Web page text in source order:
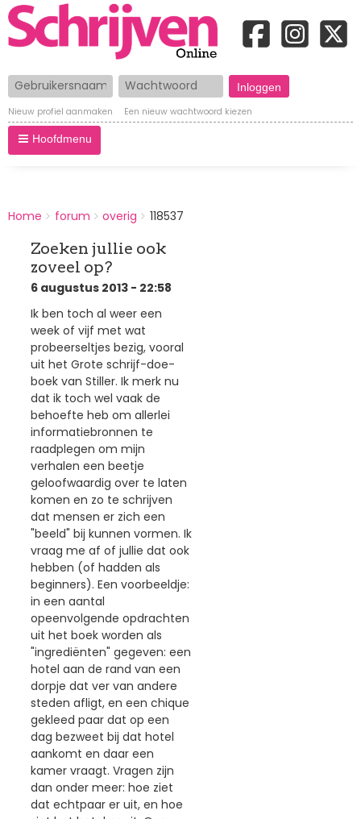
Gebruikersnaam Wachtwoord
Nieuw profiel aanmaken Een nieuw wachtwoord kiezen
Hoofdmenu
BREADCRUMBS
You
here:
Home forum overig 118537
Zoeken jullie ook
zoveel op?
6 augustus 2013 - 22:58
Ik ben toch al weer een
week of vijf met wat
probeerseltjes bezig, vooral
uit het Grote schrijf-doe-
boek van Stiller. Ik merk nu
dat ik toch wel vaak de
behoefte heb om allerlei
informatiebronnen te
raadplegen om mijn
verhalen een beetje
geloofwaardig over te laten
komen en zo te schrijven
dat mensen er zich een
"beeld" bij kunnen vormen. Ik
vraag me af of jullie dat ook
hebben (of hadden als
beginners). Een voorbeeldje:
in een aantal
opeenvolgende opdrachten
uit het boek worden als
"ingrediënten" gegeven: een
hotel aan de rand van een
dorpje dat ver van andere
steden afligt, en een chique
gekleed paar dat op een
dag bezweet bij dat hotel
aankomt en daar een
kamer vraagt. Vragen zijn
dan onder meer: hoe ziet
dat echtpaar er uit, en hoe